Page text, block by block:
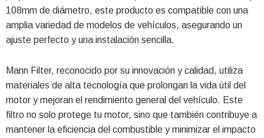
108mm de diámetro, este producto es compatible con una
amplia variedad de modelos de vehículos, asegurando un
ajuste perfecto y una instalación sencilla.
Mann Filter, reconocido por su innovación y calidad, utiliza
materiales de alta tecnología que prolongan la vida útil del
motor y mejoran el rendimiento general del vehículo. Este
filtro no solo protege tu motor, sino que también contribuye a
mantener la eficiencia del combustible y minimizar el impacto